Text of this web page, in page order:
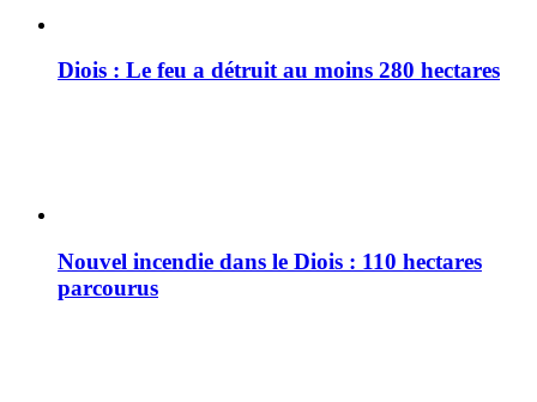
Diois : Le feu a détruit au moins 280 hectares
Nouvel incendie dans le Diois : 110 hectares
parcourus